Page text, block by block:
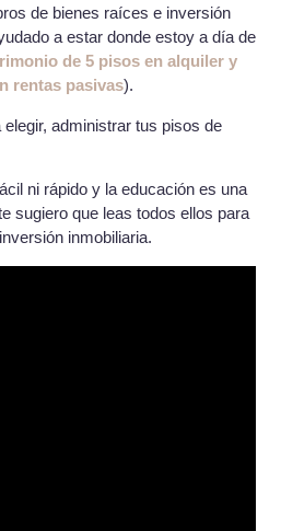
de bienes raíces e inversión
a estar donde estoy a día de
de 5 pisos en alquiler y
rentas pasivas).
administrar tus pisos de
ni rápido y la educación es una
sugiero que leas todos ellos para
inmobiliaria.